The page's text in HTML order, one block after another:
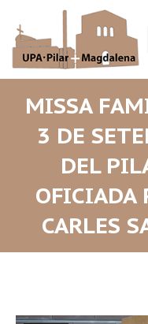
MISSA
3 DE
DEL
OFICIADA
CARLES